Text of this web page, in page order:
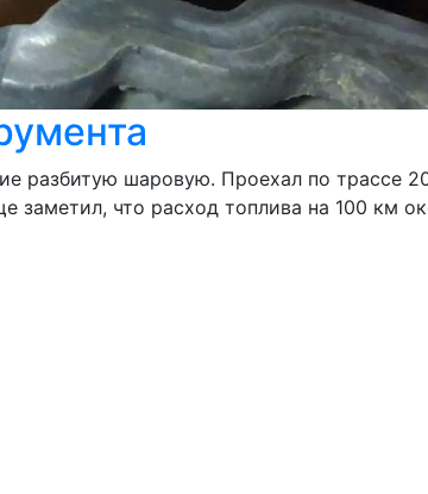
разбитую шаровую. Проехал по трассе
что расход топлива на 100 км